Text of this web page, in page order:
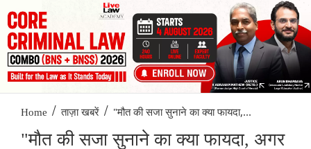
Home / ताज़ा खबरें / "मौत की सजा सुनाने का क्या फायदा,...
"मौत की सजा सुनाने का क्या फायदा, अगर